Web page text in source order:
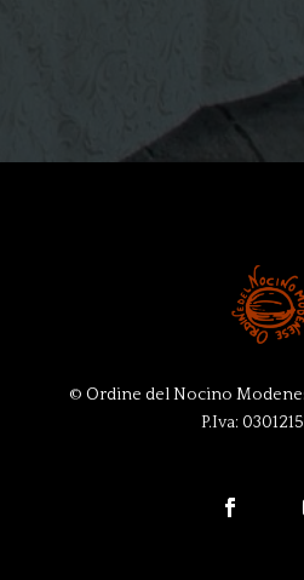
© Ordine del Nocino
P.Iva: